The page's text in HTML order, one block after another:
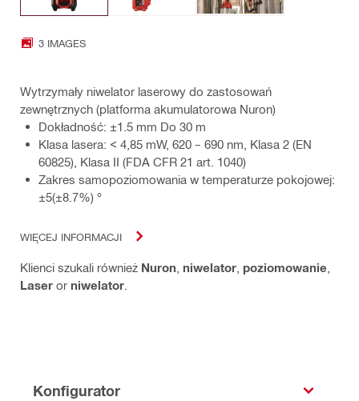
3 IMAGES
Wytrzymały niwelator laserowy do zastosowań
zewnętrznych (platforma akumulatorowa Nuron)
Dokładność: ±1.5 mm Do 30 m
Klasa lasera: < 4,85 mW, 620 – 690 nm, Klasa 2 (EN
60825), Klasa II (FDA CFR 21 art. 1040)
Zakres samopoziomowania w temperaturze pokojowej:
±5(±8.7%) °
WIĘCEJ INFORMACJI
Klienci szukali również Nuron niwelator poziomowanie
Laser or niwelator
Konfigurator